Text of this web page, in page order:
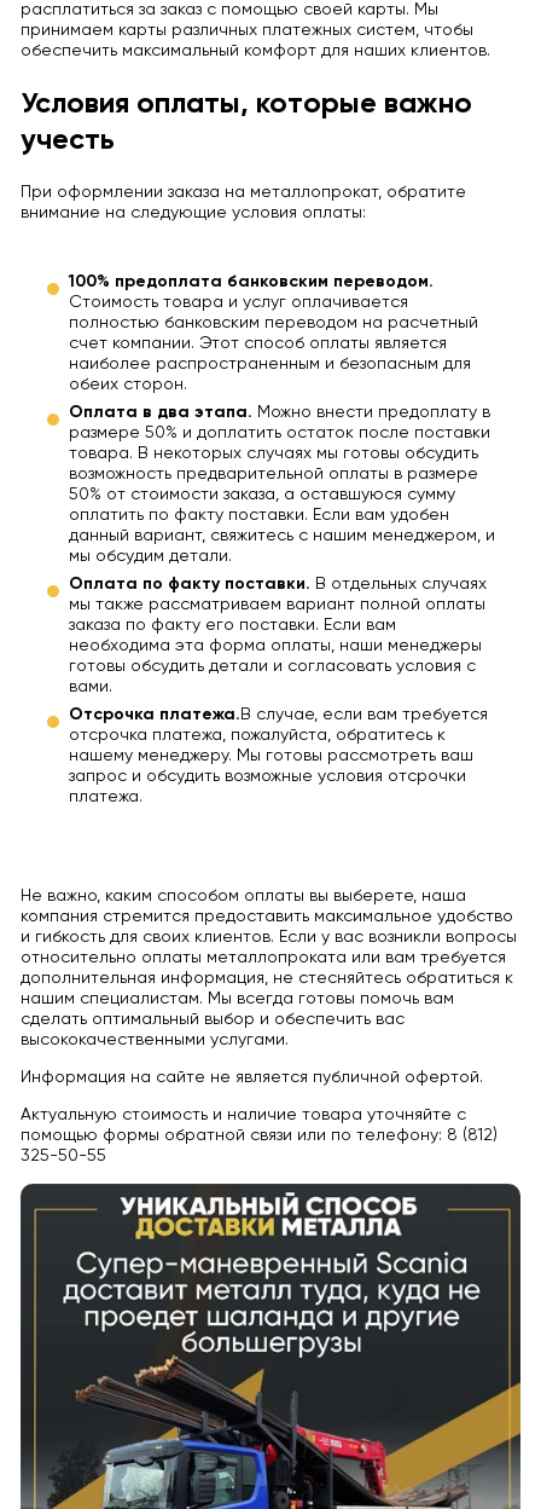
расплатиться за заказ с помощью своей карты. Мы
принимаем карты различных платежных систем, чтобы
обеспечить максимальный комфорт для наших клиентов.
Условия оплаты, которые важно
учесть
При оформлении заказа на металлопрокат, обратите
внимание на следующие условия оплаты:
100% предоплата банковским переводом.
Стоимость товара и услуг оплачивается
полностью банковским переводом на расчетный
счет компании. Этот способ оплаты является
наиболее распространенным и безопасным для
обеих сторон.
Оплата в два этапа. Можно внести предоплату в
размере 50% и доплатить остаток после поставки
товара. В некоторых случаях мы готовы обсудить
возможность предварительной оплаты в размере
50% от стоимости заказа, а оставшуюся сумму
оплатить по факту поставки. Если вам удобен
данный вариант, свяжитесь с нашим менеджером, и
мы обсудим детали.
Оплата по факту поставки. В отдельных случаях
мы также рассматриваем вариант полной оплаты
заказа по факту его поставки. Если вам
необходима эта форма оплаты, наши менеджеры
готовы обсудить детали и согласовать условия с
вами.
Отсрочка платежа. В случае, если вам требуется
отсрочка платежа, пожалуйста, обратитесь к
нашему менеджеру. Мы готовы рассмотреть ваш
запрос и обсудить возможные условия отсрочки
платежа.
Не важно, каким способом оплаты вы выберете, наша
компания стремится предоставить максимальное удобство
и гибкость для своих клиентов. Если у вас возникли вопросы
относительно оплаты металлопроката или вам требуется
дополнительная информация, не стесняйтесь обратиться к
нашим специалистам. Мы всегда готовы помочь вам
сделать оптимальный выбор и обеспечить вас
высококачественными услугами.
Информация на сайте не является публичной офертой.
Актуальную стоимость и наличие товара уточняйте с
помощью формы обратной связи или по телефону: 8 (812)
325-50-55